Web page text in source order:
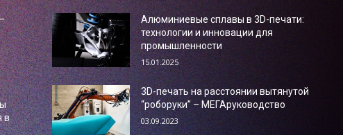
в
Алюминиевые сплавы в 3D-печати:
технологии и инновации для
промышленности
15.01.2025
3D-печать на расстоянии вытянутой
“роборуки” – МЕГАруководство
03.09.2023